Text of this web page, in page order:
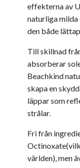
effekterna av
naturliga milda
den både
Till skillnad
absorberar
Beachkind
skapa en
läppar som
strålar.
Fri från
världen), men